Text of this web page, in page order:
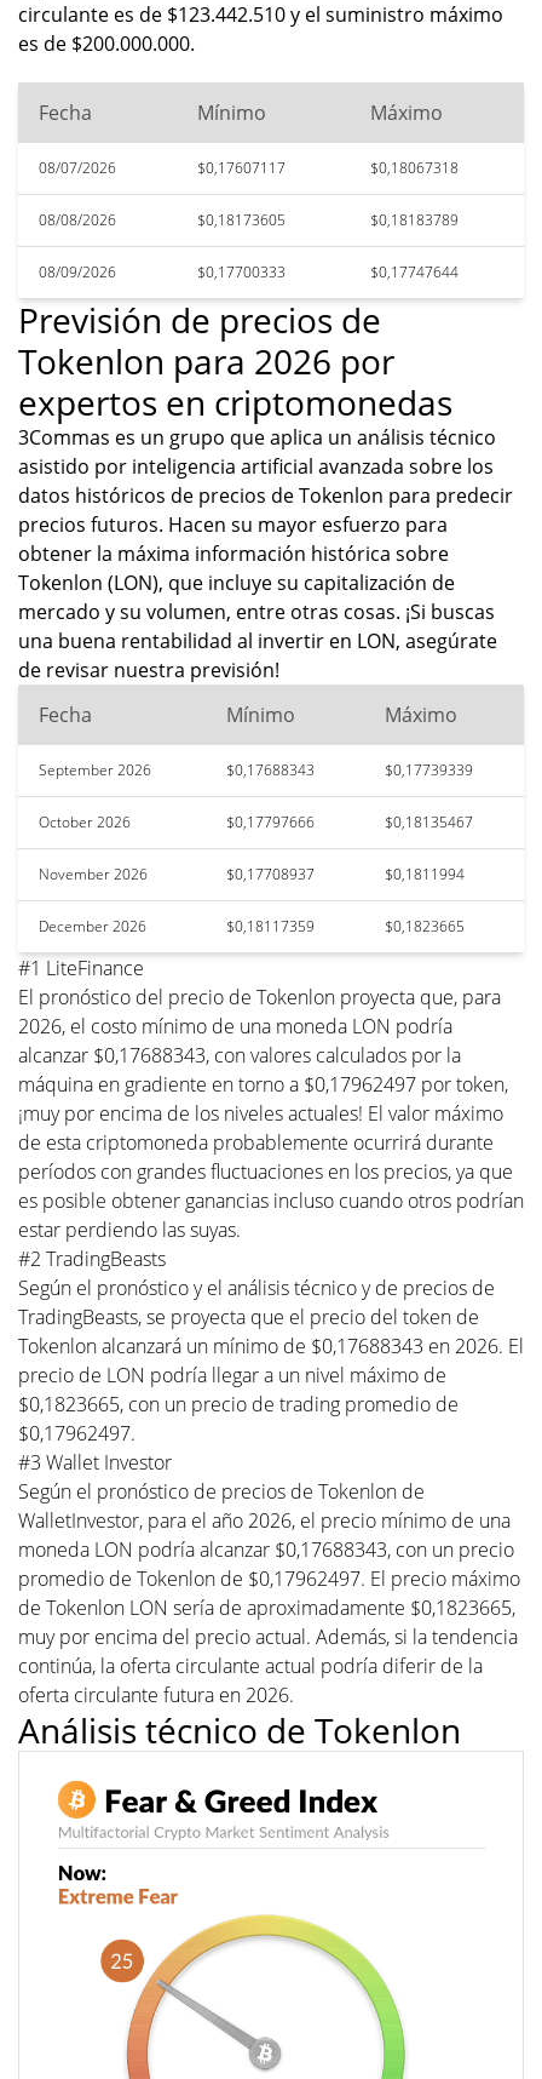
circulante es de $123.442.510 y el suministro máximo
es de $200.000.000.
Fecha Mínimo Máximo
08/07/2026 $0,17607117 $0,18067318
08/08/2026 $0,18173605 $0,18183789
08/09/2026 $0,17700333 $0,17747644
Previsión de precios de
Tokenlon para 2026 por
expertos en criptomonedas
3Commas es un grupo que aplica un análisis técnico
asistido por inteligencia artificial avanzada sobre los
datos históricos de precios de Tokenlon para predecir
precios futuros. Hacen su mayor esfuerzo para
obtener la máxima información histórica sobre
Tokenlon (LON), que incluye su capitalización de
mercado y su volumen, entre otras cosas. ¡Si buscas
una buena rentabilidad al invertir en LON, asegúrate
de revisar nuestra previsión!
Fecha
Mínimo Máximo
September 2026 $0,17688343 $0,17739339
October 2026 $0,17797666 $0,18135467
November 2026 $0,17708937 $0,1811994
December 2026 $0,18117359 $0,1823665
#1 LiteFinance
El pronóstico del precio de Tokenlon proyecta que, para
2026, el costo mínimo de una moneda LON podría
alcanzar $0,17688343, con valores calculados por la
máquina en gradiente en torno a $0,17962497 por token,
¡muy por encima de los niveles actuales! El valor máximo
de esta criptomoneda probablemente ocurrirá durante
períodos con grandes fluctuaciones en los precios, ya que
es posible obtener ganancias incluso cuando otros podrían
estar perdiendo las suyas.
#2 TradingBeasts
Según el pronóstico y el análisis técnico y de precios de
TradingBeasts, se proyecta que el precio del token de
Tokenlon alcanzará un mínimo de $0,17688343 en 2026. El
precio de LON podría llegar a un nivel máximo de
$0,1823665, con un precio de trading promedio de
$0,17962497.
#3 Wallet Investor
Según el pronóstico de precios de Tokenlon de
WalletInvestor, para el año 2026, el precio mínimo de una
moneda LON podría alcanzar $0,17688343, con un precio
promedio de Tokenlon de $0,17962497. El precio máximo
de Tokenlon LON sería de aproximadamente $0,1823665,
muy por encima del precio actual. Además, si la tendencia
continúa, la oferta circulante actual podría diferir de la
oferta circulante futura en 2026.
Análisis técnico de Tokenlon